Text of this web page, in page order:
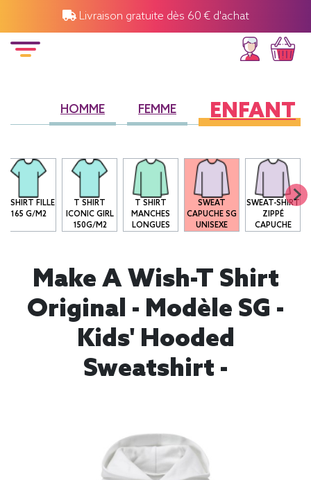
Livraison gratuite dès 60 € d'achat
HOMME FEMME ENFANT
T-SHIRT FILLE
165 G/M2
T SHIRT
ICONIC GIRL
150G/M2
T SHIRT
MANCHES
LONGUES
SWEAT
CAPUCHE SG
UNISEXE
SWEAT-SHIRT
ZIPPÉ
CAPUCHE
Make A Wish-T Shirt
Original - Modèle SG -
Kids' Hooded
Sweatshirt -